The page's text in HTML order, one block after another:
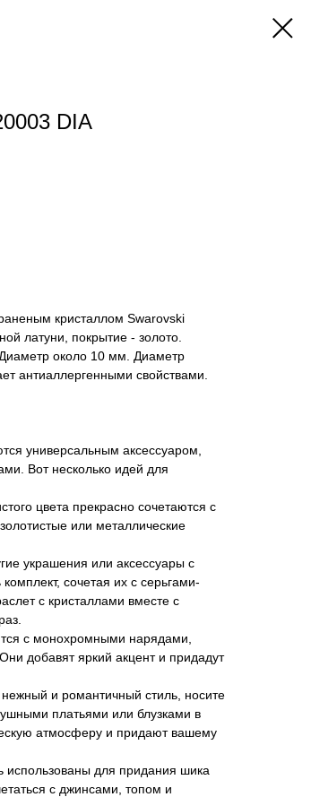
DIA
кристаллом Swarovski
латуни, покрытие - золото.
Диаметр около 10 мм. Диаметр
антиаллергенными свойствами.
универсальным аксессуаром,
Вот несколько идей для
цвета прекрасно сочетаются с
или металлические
украшения или аксессуары с
сочетая их с серьгами-
с кристаллами вместе с
с монохромными нарядами,
добавят яркий акцент и придадут
и романтичный стиль, носите
платьями или блузками в
атмосферу и придают вашему
использованы для придания шика
с джинсами, топом и